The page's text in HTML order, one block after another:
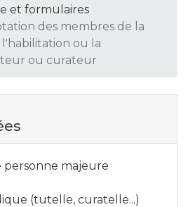
et formulaires
des membres de la
ou la
ou curateur
majeure
(tutelle, curatelle...)